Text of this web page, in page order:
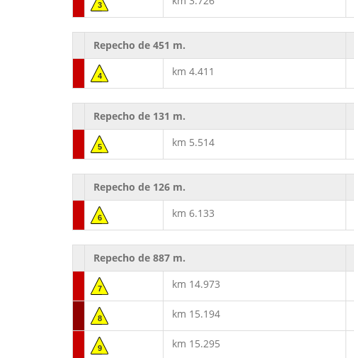
3
Repecho de 451 m.
4 km 4.411
Repecho de 131 m.
5 km 5.514
Repecho de 126 m.
6 km 6.133
Repecho de 887 m.
7 km 14.973
8 km 15.194
9 km 15.295